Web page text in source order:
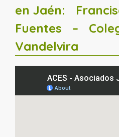
en Jaén:
Fuentes
–
Vandelvira